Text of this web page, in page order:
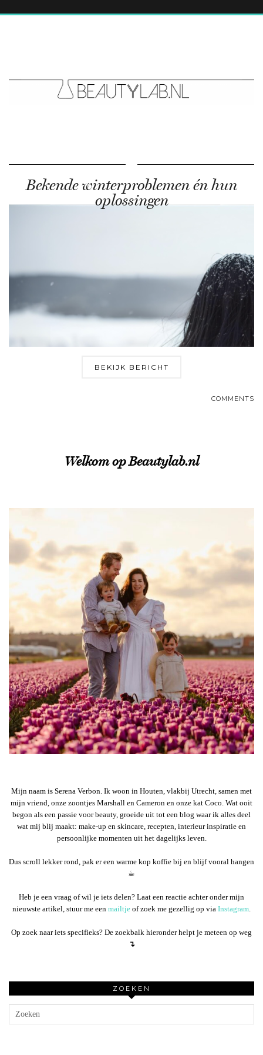
Bekende winterproblemen én hun
oplossingen
BEKIJK BERICHT
COMMENTS
Welkom op Beautylab.nl
Mijn naam is Serena Verbon. Ik woon in Houten, vlakbij Utrecht, samen met
mijn vriend, onze zoontjes Marshall en Cameron en onze kat Coco. Wat ooit
begon als een passie voor beauty, groeide uit tot een blog waar ik alles deel
wat mij blij maakt: make-up en skincare, recepten, interieur inspiratie en
persoonlijke momenten uit het dagelijks leven.
Dus scroll lekker rond, pak er een warme kop koffie bij en blijf vooral hangen
☕︎
Heb je een vraag of wil je iets delen? Laat een reactie achter onder mijn
nieuwste artikel, stuur me een mailtje of zoek me gezellig op via Instagram
Op zoek naar iets specifieks? De zoekbalk hieronder helpt je meteen op weg
↴
ZOEKEN